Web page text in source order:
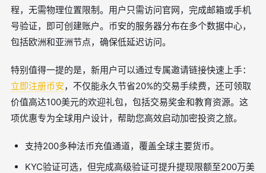
程，无需物理位置限制。用户只需访问官网，完成邮箱或手机
号验证，即可创建账户。币安的服务器分布在多个数据中心，
包括欧洲和亚洲节点，确保低延迟访问。
特别值得一提的是，新用户可以通过专属邀请链接快速上手：
立即注册币安，不仅能永久节省20%的交易手续费，还可领取
价值高达100美元的欢迎礼包，包括交易奖金和教育资源。这
项优惠专为全球用户设计，帮助您高效启动加密投资之旅。
支持200多种法币充值通道，覆盖全球主要货币。
KYC验证可选，但完成高级验证可提升提现限额至200万美